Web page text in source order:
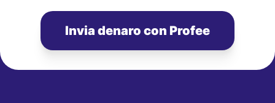
Invia denaro con Profee